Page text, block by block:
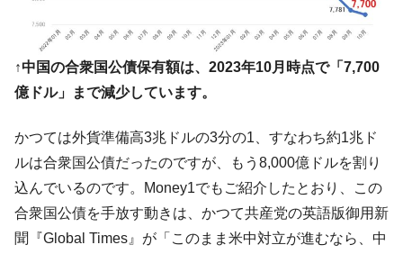
↑中国の合衆国公債保有額は、2023年10月時点で「7,700
億ドル」まで減少しています。
かつては外貨準備高3兆ドルの3分の1、すなわち約1兆ド
ルは合衆国公債だったのですが、もう8,000億ドルを割り
込んでいるのです。Money1でもご紹介したとおり、この
合衆国公債を手放す動きは、かつて共産党の英語版御用新
聞『Global Times』が「このまま米中対立が進むなら、中